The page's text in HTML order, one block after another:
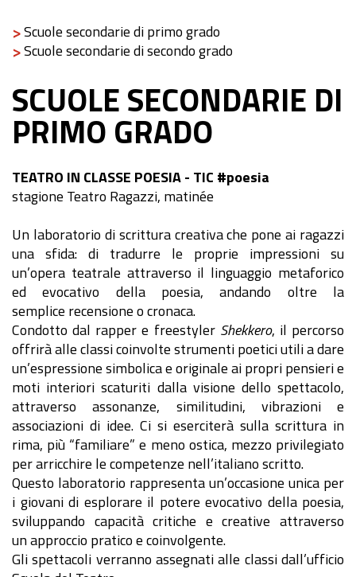
Scuole secondarie di primo grado
Scuole secondarie di secondo grado
SCUOLE SECONDARIE DI
PRIMO GRADO
TEATRO IN CLASSE POESIA - TIC #poesia
stagione Teatro Ragazzi, matinée
Un laboratorio di scrittura creativa che pone ai ragazzi
una sfida: di tradurre le proprie impressioni su
un’opera teatrale attraverso il linguaggio metaforico
ed evocativo della poesia, andando oltre la
semplice recensione o cronaca.
Condotto dal rapper e freestyler Shekkero, il percorso
offrirà alle classi coinvolte strumenti poetici utili a dare
un’espressione simbolica e originale ai propri pensieri e
moti interiori scaturiti dalla visione dello spettacolo,
attraverso assonanze, similitudini, vibrazioni e
associazioni di idee. Ci si eserciterà sulla scrittura in
rima, più “familiare” e meno ostica, mezzo privilegiato
per arricchire le competenze nell’italiano scritto.
Questo laboratorio rappresenta un’occasione unica per
i giovani di esplorare il potere evocativo della poesia,
sviluppando capacità critiche e creative attraverso
un approccio pratico e coinvolgente.
Gli spettacoli verranno assegnati alle classi dall’ufficio